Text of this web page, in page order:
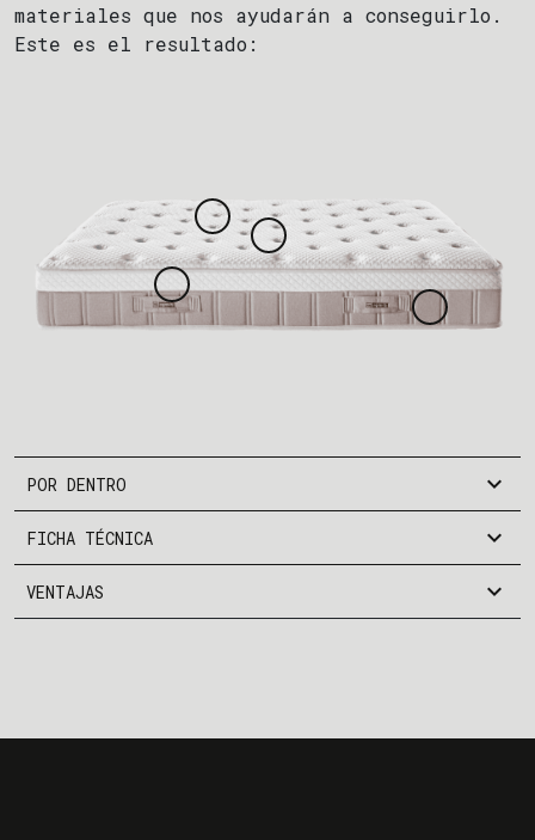
materiales que nos ayudarán a conseguirlo.
Este es el resultado:
POR DENTRO expand_more
FICHA TÉCNICA expand_more
VENTAJAS expand_more